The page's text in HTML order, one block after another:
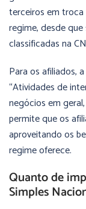
terceiros em
regime, desde
classificadas na
Para os afiliados,
“Atividades de
negócios em
permite que os
aproveitando os
regime oferece.
Quanto de
Simples